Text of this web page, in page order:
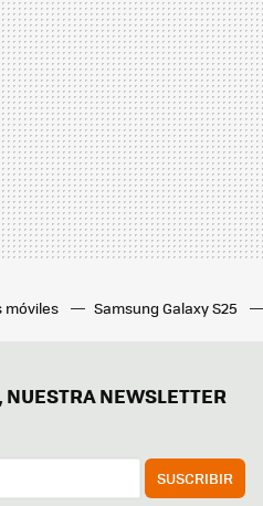
móviles Samsung Galaxy S25
NEWSLETTER
SUSCRIBIR